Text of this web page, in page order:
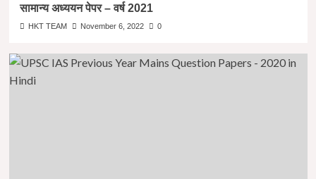
सामान्य अध्ययन पेपर – वर्ष 2021
HKT TEAM November 6, 2022 0